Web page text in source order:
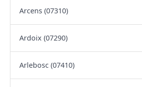
Arcens (07310)
Ardoix (07290)
Arlebosc (07410)